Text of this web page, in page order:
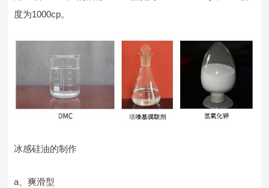
度为1000cp。
冰感硅油的制作
a、爽滑型